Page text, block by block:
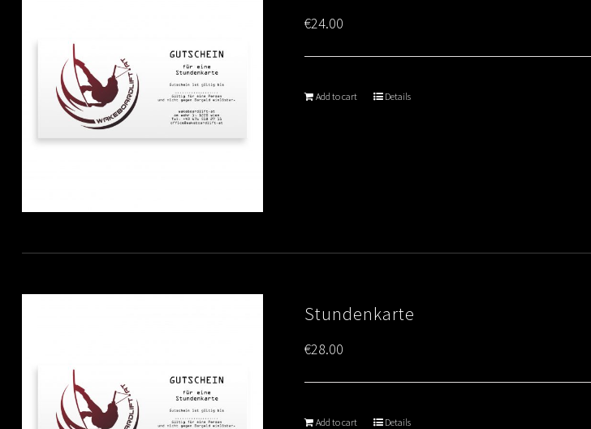
€24.00
Add to cart Details
Stundenkarte
€28.00
Add to cart Details